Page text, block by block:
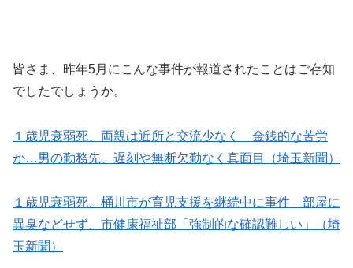
皆さま、昨年5月にこんな事件が報道されたことはご存知
でしたでしょうか。
１歳児衰弱死、両親は近所と交流少なく 金銭的な苦労
か…男の勤務先、遅刻や無断欠勤なく真面目（埼玉新聞）
１歳児衰弱死、桶川市が育児支援を継続中に事件 部屋に
異臭などせず、市健康福祉部「強制的な確認難しい」（埼
玉新聞）